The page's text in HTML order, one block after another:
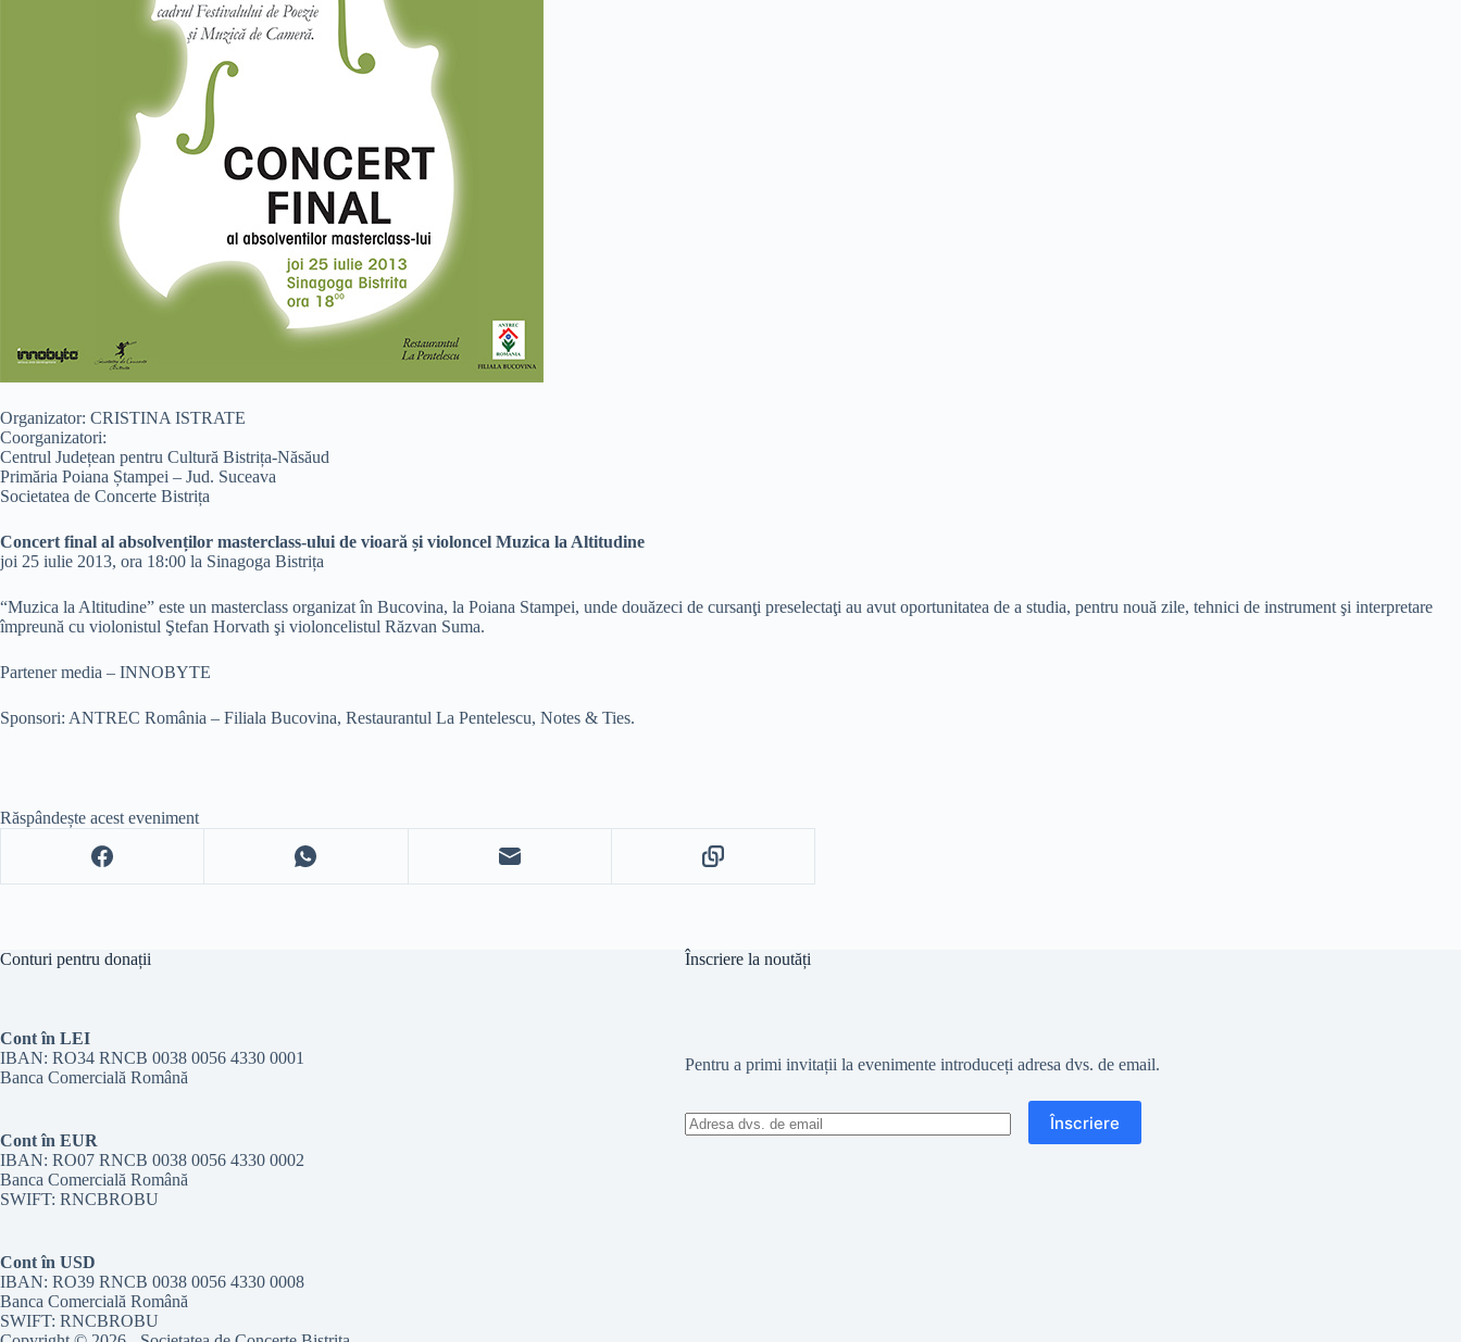
Organizator: CRISTINA ISTRATE
Coorganizatori:
Centrul Județean pentru Cultură Bistrița-Năsăud
Primăria Poiana Ștampei – Jud. Suceava
Societatea de Concerte Bistrița
Concert final al absolvenților masterclass-ului de vioară și violoncel Muzica la Altitudine
joi 25 iulie 2013, ora 18:00 la Sinagoga Bistrița
“Muzica la Altitudine” este un masterclass organizat în Bucovina, la Poiana Stampei, unde douăzeci de cursanţi preselectaţi au avut oportunitatea de a studia, pentru nouă zile, tehnici de instrument şi interpretare
împreună cu violonistul Ştefan Horvath şi violoncelistul Răzvan Suma.
Partener media – INNOBYTE
Sponsori: ANTREC România – Filiala Bucovina, Restaurantul La Pentelescu, Notes & Ties.
Răspândește acest eveniment
Conturi pentru donații
Cont în LEI
IBAN: RO34 RNCB 0038 0056 4330 0001
Banca Comercială Română
Cont în EUR
IBAN: RO07 RNCB 0038 0056 4330 0002
Banca Comercială Română
SWIFT: RNCBROBU
Cont în USD
IBAN: RO39 RNCB 0038 0056 4330 0008
Banca Comercială Română
SWIFT: RNCBROBU
Înscriere la noutăți
Pentru a primi invitații la evenimente introduceți adresa dvs. de email.